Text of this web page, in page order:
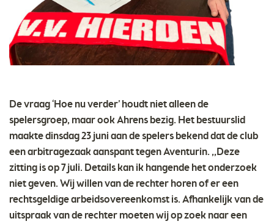
De vraag ‘Hoe nu verder’ houdt niet alleen de
spelersgroep, maar ook Ahrens bezig. Het bestuurslid
maakte dinsdag 23 juni aan de spelers bekend dat de club
een arbitragezaak aanspant tegen Aventurin. ,,Deze
zitting is op 7 juli. Details kan ik hangende het onderzoek
niet geven. Wij willen van de rechter horen of er een
rechtsgeldige arbeidsovereenkomst is. Afhankelijk van de
uitspraak van de rechter moeten wij op zoek naar een